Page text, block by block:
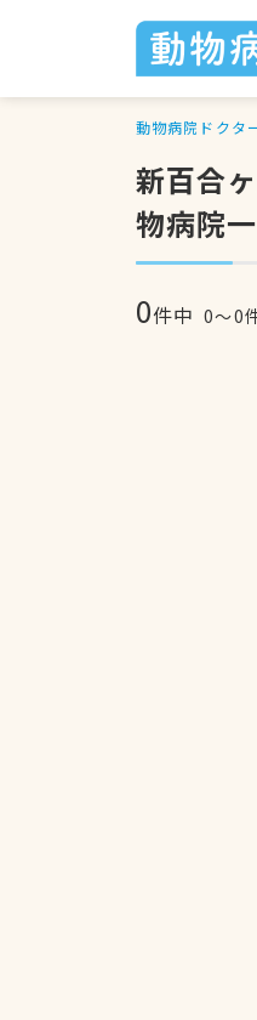
動物病院ドクタ
新百合
物病院
0件中 0〜0